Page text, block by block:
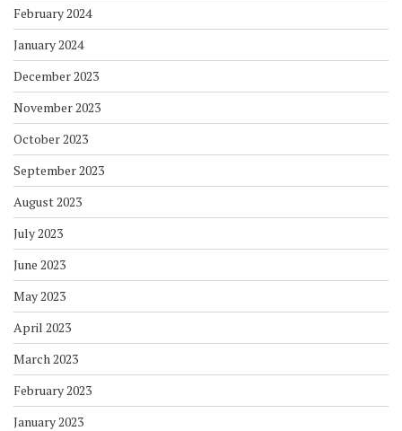
February 2024
January 2024
December 2023
November 2023
October 2023
September 2023
August 2023
July 2023
June 2023
May 2023
April 2023
March 2023
February 2023
January 2023